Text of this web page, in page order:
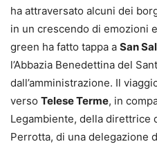
ha attraversato alcuni dei
in un crescendo di emozioni
green ha fatto tappa a San
l’Abbazia Benedettina del
dall’amministrazione. Il
verso Telese Terme, in
Legambiente, della direttrice
Perrotta, di una delegazione